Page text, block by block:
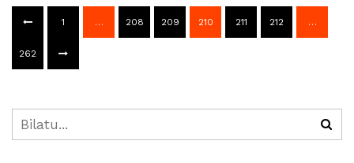
1 … 208 209 210 211 212 …
262